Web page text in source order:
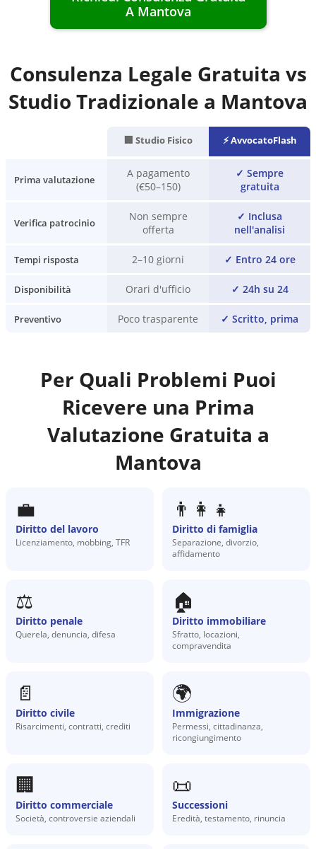
A Mantova
Consulenza Legale Gratuita vs
Studio Tradizionale a Mantova
🏢 Studio Fisico ⚡ AvvocatoFlash
Prima valutazione
A pagamento
(€50–150)
✓ Sempre
gratuita
Verifica patrocinio
Non sempre
offerta
✓ Inclusa
nell'analisi
Tempi risposta 2–10 giorni ✓ Entro 24 ore
Disponibilità Orari d'ufficio ✓ 24h su 24
Preventivo Poco trasparente ✓ Scritto, prima
Per Quali Problemi Puoi
Ricevere una Prima
Valutazione Gratuita a
Mantova
💼
Diritto del lavoro
Licenziamento, mobbing, TFR
👨‍👩‍👧
Diritto di famiglia
Separazione, divorzio,
affidamento
⚖️
Diritto penale
Querela, denuncia, difesa
🏠
Diritto immobiliare
Sfratto, locazioni,
compravendita
📄
Diritto civile
Risarcimenti, contratti, crediti
🌍
Immigrazione
Permessi, cittadinanza,
ricongiungimento
🏢
Diritto commerciale
Società, controversie aziendali
📜
Successioni
Eredità, testamento, rinuncia